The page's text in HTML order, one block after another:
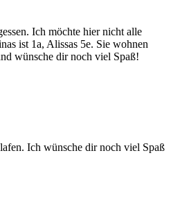
Ich möchte hier nicht alle
ist 1a, Alissas 5e. Sie wohnen
wünsche dir noch viel Spaß!
Ich wünsche dir noch viel Spaß